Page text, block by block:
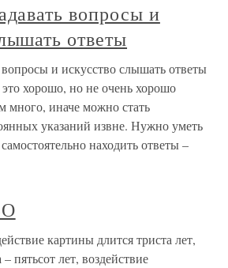
вопросы и
ответы
вопросы и искусство слышать ответы
хорошо, но не очень хорошо
много, иначе можно стать
указаний извне. Нужно уметь
находить ответы –
картины длится триста лет,
пятьсот лет, воздействие